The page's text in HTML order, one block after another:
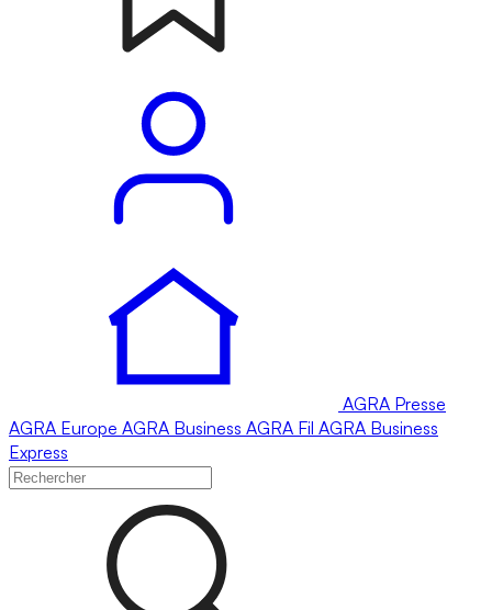
AGRA Presse
AGRA Europe AGRA Business AGRA Fil AGRA Business
Express